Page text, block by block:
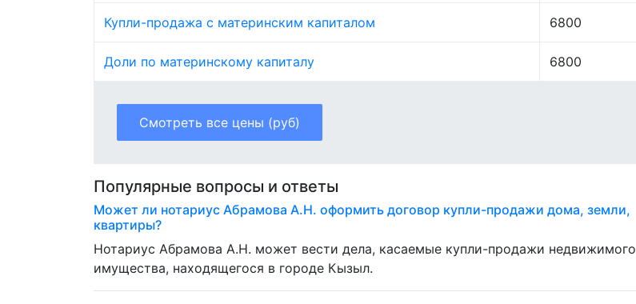
Купли-продажа с материнским капиталом 6800
Доли по материнскому капиталу 6800
Смотреть все цены (руб)
Популярные вопросы и ответы
Может ли нотариус Абрамова А.Н. оформить договор купли-продажи дома, земли,
квартиры?
Нотариус Абрамова А.Н. может вести дела, касаемые купли-продажи недвижимого
имущества, находящегося в городе Кызыл.